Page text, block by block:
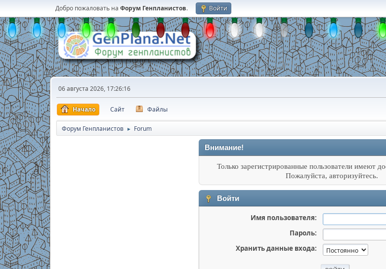
Добро пожаловать на Форум Генпланистов. Войти
06 августа 2026, 17:26:16
Начало Сайт Файлы
Форум Генпланистов ► Forum
Внимание!
Только зарегистрированные пользователи имеют
Пожалуйста, авторизуйтесь.
Войти
Имя пользователя:
Пароль:
Хранить данные входа: